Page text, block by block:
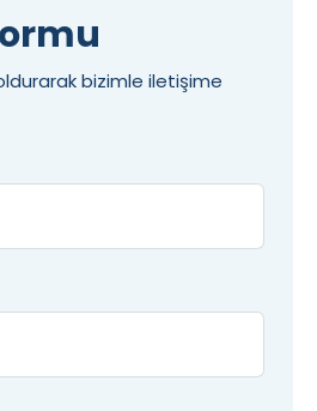
bizimle iletişime